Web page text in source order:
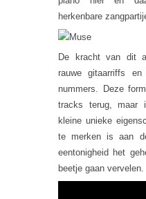
herkenbare
De kracht van dit
rauwe gitaarriffs
nummers. Deze
tracks terug, maar
kleine unieke
te merken is aan
eentonigheid het
beetje gaan vervelen.